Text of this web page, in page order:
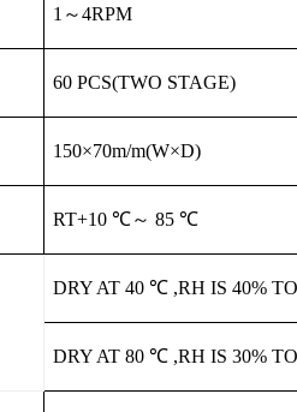
1 ～4RPM
60 PCS(TWO STAGE)
150×70m/m(W×D)
RT+10 ℃～85 ℃
DRY AT40 ℃ ,RH IS 40%
DRY AT80 ℃ ,RH IS 30%